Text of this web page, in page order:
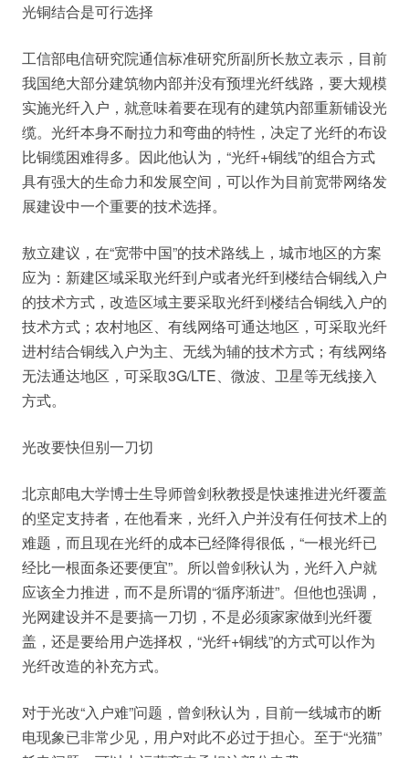
光铜结合是可行选择
工信部电信研究院通信标准研究所副所长敖立表示，目前
我国绝大部分建筑物内部并没有预埋光纤线路，要大规模
实施光纤入户，就意味着要在现有的建筑内部重新铺设光
缆。光纤本身不耐拉力和弯曲的特性，决定了光纤的布设
比铜缆困难得多。因此他认为，“光纤+铜线”的组合方式
具有强大的生命力和发展空间，可以作为目前宽带网络发
展建设中一个重要的技术选择。
敖立建议，在“宽带中国”的技术路线上，城市地区的方案
应为：新建区域采取光纤到户或者光纤到楼结合铜线入户
的技术方式，改造区域主要采取光纤到楼结合铜线入户的
技术方式；农村地区、有线网络可通达地区，可采取光纤
进村结合铜线入户为主、无线为辅的技术方式；有线网络
无法通达地区，可采取3G/LTE、微波、卫星等无线接入
方式。
光改要快但别一刀切
北京邮电大学博士生导师曾剑秋教授是快速推进光纤覆盖
的坚定支持者，在他看来，光纤入户并没有任何技术上的
难题，而且现在光纤的成本已经降得很低，“一根光纤已
经比一根面条还要便宜”。所以曾剑秋认为，光纤入户就
应该全力推进，而不是所谓的“循序渐进”。但他也强调，
光网建设并不是要搞一刀切，不是必须家家做到光纤覆
盖，还是要给用户选择权，“光纤+铜线”的方式可以作为
光纤改造的补充方式。
对于光改“入户难”问题，曾剑秋认为，目前一线城市的断
电现象已非常少见，用户对此不必过于担心。至于“光猫”